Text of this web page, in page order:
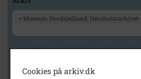
× Museum Nordsjælland, Hørsholmarkivet
Geografi
Cookies på arkiv.dk